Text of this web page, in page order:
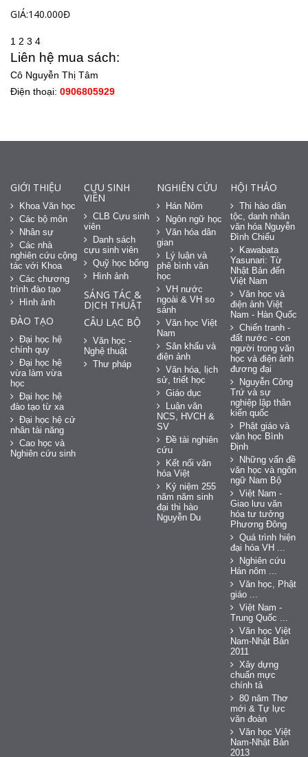
GIÁ:140.000Đ
1 2 3 4
Liên hệ mua sách:
Cô Nguyễn Thị Tâm
Điện thoại: 0906805929
GIỚI THIỆU
Khoa Văn học
Các bộ môn
Nhân sự
Các nhà
nghiên cứu cộng
tác với Khoa
Các chương
trình đào tạo
Hình ảnh
ĐÀO TẠO
Đại học hệ
chính quy
Đại học hệ
vừa làm vừa
học
Đại học hệ
đào tạo từ xa
Đại học hệ cử
nhân tài năng
Cao học và
Nghiên cứu sinh
CỰU SINH
VIÊN
CLB Cựu sinh
viên
Danh sách
cựu sinh viên
Quỹ học bổng
Hình ảnh
SÁNG TÁC &
DỊCH THUẬT
CÂU LẠC BỘ
Văn học -
Nghệ thuật
Thư pháp
NGHIÊN CỨU
Hán Nôm
Ngôn ngữ học
Văn hóa dân
gian
Lý luận và
phê bình văn
học
VH nước
ngoài & VH so
sánh
Văn học Việt
Nam
Sân khấu và
điện ảnh
Văn hóa, lịch
sử, triết học
Giáo dục
Luận văn
NCS, HVCH &
SV
Đề tài nghiên
cứu
Kết nối văn
hóa Việt
Kỷ niệm 255
năm năm sinh
đại thi hào
Nguyễn Du
HỘI THẢO
Thi hào dân
tộc, danh nhân
văn hóa Nguyễn
Đình Chiểu
Kawabata
Yasunari: Từ
Nhật Bản đến
Việt Nam
Văn học và
điện ảnh Việt
Nam - Hàn Quốc
Chiến tranh -
đất nước - con
người trong văn
học và điện ảnh
đương đại
Nguyễn Công
Trứ và sự
nghiệp lập thân
kiến quốc
Phật giáo và
văn học Bình
Định
Những vấn đề
văn học và ngôn
ngữ Nam Bộ
Việt Nam -
Giao lưu văn
hóa tư tưởng
Phương Đông
Quá trình hiện
đại hóa VH ...
Nghiên cứu
Hán nôm ...
Văn học, Phật
giáo ...
Việt Nam -
Trung Quốc ...
Văn học Việt
Nam-Nhật Bản
2011
Xây dựng
chuẩn mực
chính tả
80 năm Thơ
mới & Tự lực
văn đoàn
Văn học Việt
Nam-Nhật Bản
2013